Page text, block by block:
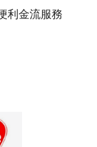
利金流服務